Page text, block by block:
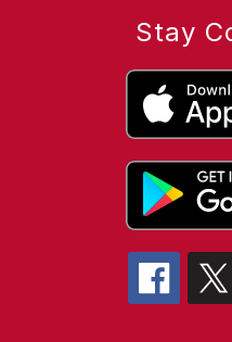
Stay